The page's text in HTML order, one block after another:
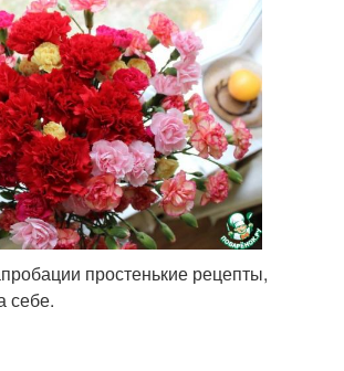
простенькие рецепты,
себе.